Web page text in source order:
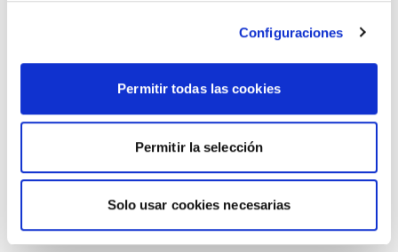
Configuraciones
Permitir todas las cookies
Permitir la selección
Solo usar cookies necesarias